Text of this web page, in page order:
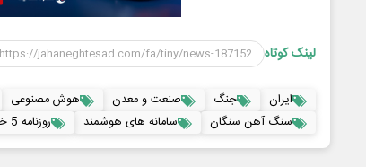
لینک کوتاه
ایران جنگ صنعت و معدن هوش مصنوعی
سنگ آهن سنگان
سامانه های هوشمند روزنامه 5 خرداد